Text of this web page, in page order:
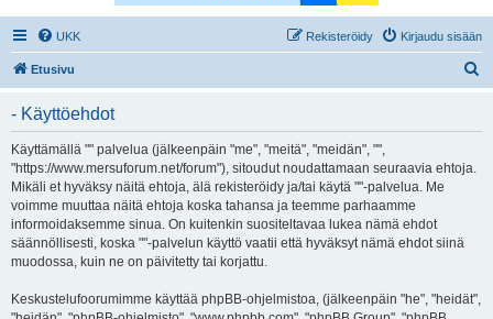
UKK Kirjaudu sisään
Rekisteröidy
Etusivu
- Käyttöehdot
Käyttämällä "" palvelua (jälkeenpäin "me", "meitä", "meidän", "",
"https://www.mersuforum.net/forum"), sitoudut noudattamaan seuraavia ehtoja.
Mikäli et hyväksy näitä ehtoja, älä rekisteröidy ja/tai käytä ""-palvelua. Me
voimme muuttaa näitä ehtoja koska tahansa ja teemme parhaamme
informoidaksemme sinua. On kuitenkin suositeltavaa lukea nämä ehdot
säännöllisesti, koska ""-palvelun käyttö vaatii että hyväksyt nämä ehdot siinä
muodossa, kuin ne on päivitetty tai korjattu.
Keskustelufoorumimme käyttää phpBB-ohjelmistoa, (jälkeenpäin "he", "heidät",